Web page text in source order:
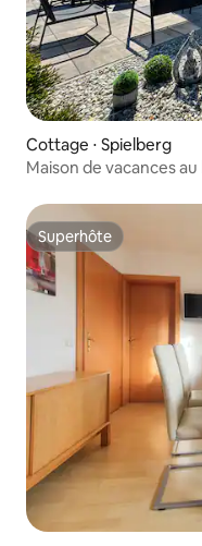
Cottage ⋅ Spielberg
Maison de vacances
Superhôte
Superhôte